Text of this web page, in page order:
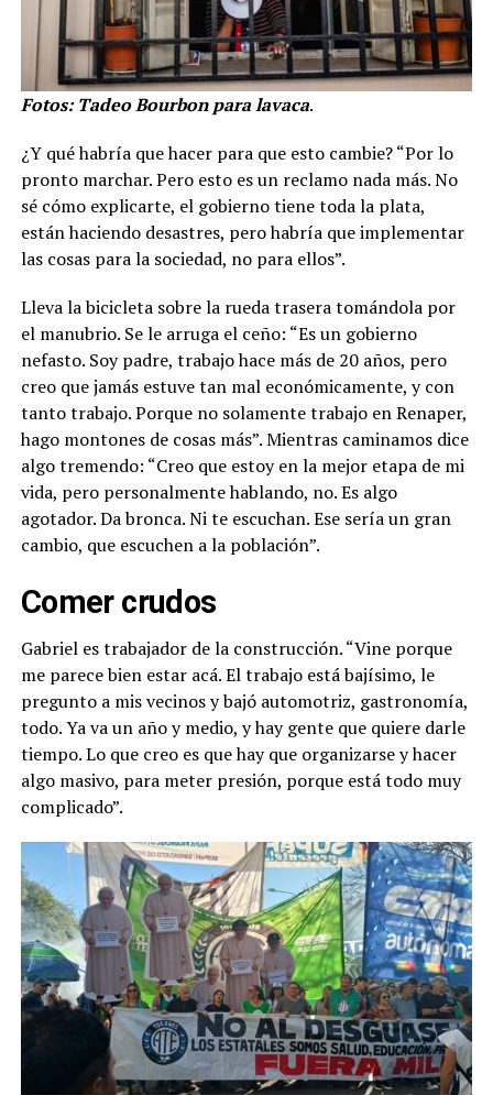
Fotos: Tadeo Bourbon para lavaca.
¿Y qué habría que hacer para que esto cambie? “Por lo
pronto marchar. Pero esto es un reclamo nada más. No
sé cómo explicarte, el gobierno tiene toda la plata,
están haciendo desastres, pero habría que implementar
las cosas para la sociedad, no para ellos”.
Lleva la bicicleta sobre la rueda trasera tomándola por
el manubrio. Se le arruga el ceño: “Es un gobierno
nefasto. Soy padre, trabajo hace más de 20 años, pero
creo que jamás estuve tan mal económicamente, y con
tanto trabajo. Porque no solamente trabajo en Renaper,
hago montones de cosas más”. Mientras caminamos dice
algo tremendo: “Creo que estoy en la mejor etapa de mi
vida, pero personalmente hablando, no. Es algo
agotador. Da bronca. Ni te escuchan. Ese sería un gran
cambio, que escuchen a la población”.
Comer crudos
Gabriel es trabajador de la construcción. “Vine porque
me parece bien estar acá. El trabajo está bajísimo, le
pregunto a mis vecinos y bajó automotriz, gastronomía,
todo. Ya va un año y medio, y hay gente que quiere darle
tiempo. Lo que creo es que hay que organizarse y hacer
algo masivo, para meter presión, porque está todo muy
complicado”.